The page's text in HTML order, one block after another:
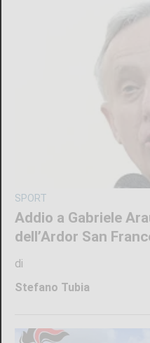
SPORT
Addio a Gabriele
dell’Ardor San
di
Stefano Tubia